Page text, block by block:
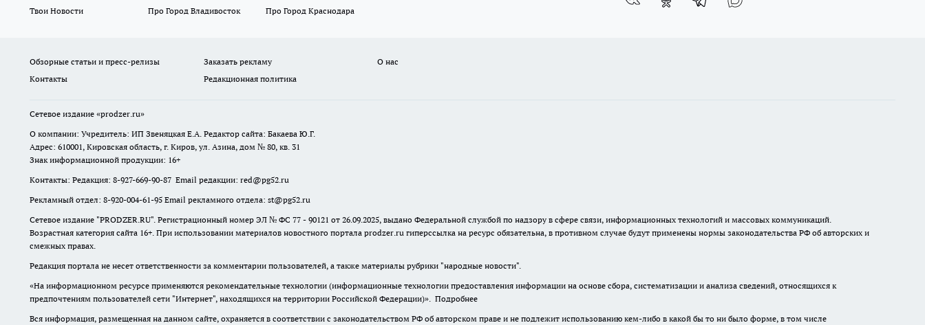
Твои Новости
Про Город Владивосток Про Город Краснодара
Обзорные статьи и пресс-релизы Заказать рекламу
О нас
Контакты
Редакционная политика
Сетевое издание «prodzer.ru»
О компании: Учредитель: ИП Звеняцкая Е.А. Редактор сайта: Бакаева Ю.Г.
Адрес: 610001, Кировская область, г. Киров, ул. Азина, дом № 80, кв. 31
Знак информационной продукции: 16+
Контакты: Редакция: 8-927-669-90-87 Email редакции: red@pg52.ru
Рекламный отдел: 8-920-004-61-95 Email рекламного отдела: st@pg52.ru
Сетевое издание "PRODZER.RU". Регистрационный номер ЭЛ № ФС 77 - 90121 от 26.09.2025, выдано Федеральной службой по надзору в сфере связи, информационных технологий и массовых коммуникаций.
Возрастная категория сайта 16+. При использовании материалов новостного портала prodzer.ru гиперссылка на ресурс обязательна, в противном случае будут применены нормы законодательства РФ об авторских и
смежных правах.
Редакция портала не несет ответственности за комментарии пользователей, а также материалы рубрики "народные новости".
«На информационном ресурсе применяются рекомендательные технологии (информационные технологии предоставления информации на основе сбора, систематизации и анализа сведений, относящихся к
предпочтениям пользователей сети "Интернет", находящихся на территории Российской Федерации)». Подробнее
Вся информация, размещенная на данном сайте, охраняется в соответствии с законодательством РФ об авторском праве и не подлежит использованию кем-либо в какой бы то ни было форме, в том числе